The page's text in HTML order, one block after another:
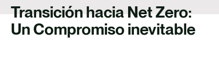
RECURSOS
TALENTO
Transición hacia Net Zero:
Un Compromiso inevitable